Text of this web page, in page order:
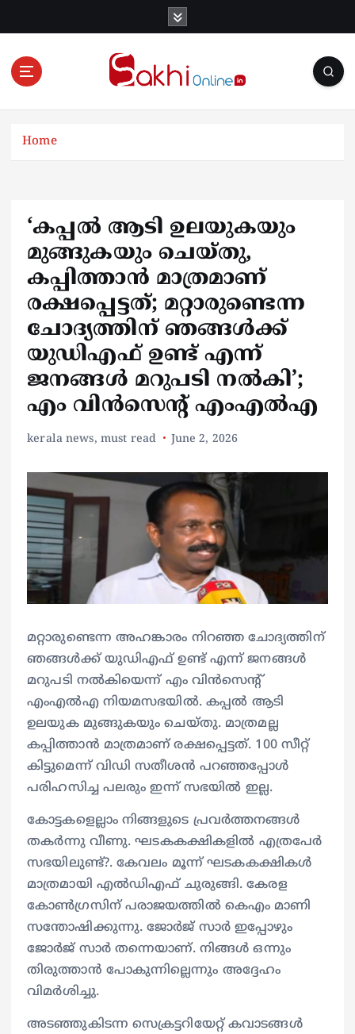
Online News Portal
Home
‘കപ്പൽ ആടി ഉലയുകയും
മുങ്ങുകയും ചെയ്തു,
കപ്പിത്താൻ മാത്രമാണ്
രക്ഷപ്പെട്ടത്; മറ്റാരുണ്ടെന്ന
ചോദ്യത്തിന് ഞങ്ങൾക്ക്
യുഡിഎഫ് ഉണ്ട് എന്ന്
ജനങ്ങൾ മറുപടി നൽകി’;
എം വിൻസെന്റ് എംഎൽഎ
kerala news, must read June 2, 2026
മറ്റാരുണ്ടെന്ന അഹങ്കാരം നിറഞ്ഞ ചോദ്യത്തിന്
ഞങ്ങൾക്ക് യുഡിഎഫ് ഉണ്ട് എന്ന് ജനങ്ങൾ
മറുപടി നൽകിയെന്ന് എം വിൻസെന്റ്
എംഎൽഎ നിയമസഭയിൽ. കപ്പൽ ആടി
ഉലയുക മുങ്ങുകയും ചെയ്തു. മാത്രമല്ല
കപ്പിത്താൻ മാത്രമാണ് രക്ഷപ്പെട്ടത്. 100 സീറ്റ്
കിട്ടുമെന്ന് വിഡി സതീശൻ പറഞ്ഞപ്പോൾ
പരിഹസിച്ച പലരും ഇന്ന് സഭയിൽ ഇല്ല.
കോട്ടകളെല്ലാം നിങ്ങളുടെ പ്രവർത്തനങ്ങൾ
തകർന്നു വീണു. ഘടകകക്ഷികളിൽ എത്രപേർ
സഭയിലുണ്ട്?. കേവലം മൂന്ന് ഘടകകക്ഷികൾ
മാത്രമായി എൽഡിഎഫ് ചുരുങ്ങി. കേരള
കോൺഗ്രസിന് പരാജയത്തിൽ കെഎം മാണി
സന്തോഷിക്കുന്നു. ജോർജ് സാർ ഇപ്പോഴും
ജോർജ് സാർ തന്നെയാണ്. നിങ്ങൾ ഒന്നും
തിരുത്താൻ പോകുന്നില്ലെന്നും അദ്ദേഹം
വിമർശിച്ചു.
അടഞ്ഞുകിടന്ന സെക്രട്ടറിയേറ്റ് കവാടങ്ങൾ